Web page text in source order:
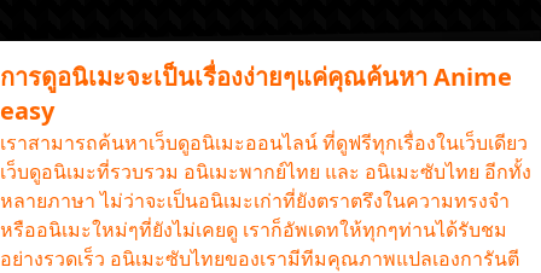
การดูอนิเมะจะเป็นเรื่องง่ายๆแค่คุณค้นหา Anime
easy
เราสามารถค้นหาเว็บดูอนิเมะออนไลน์ ที่ดูฟรีทุกเรื่องในเว็บเดียว
เว็บดูอนิเมะที่รวบรวม อนิเมะพากย์ไทย และ อนิเมะซับไทย อีกทั้ง
หลายภาษา ไม่ว่าจะเป็นอนิเมะเก่าที่ยังตราตรึงในความทรงจำ
หรืออนิเมะใหม่ๆที่ยังไม่เคยดู เราก็อัพเดทให้ทุกๆท่านได้รับชม
อย่างรวดเร็ว อนิเมะซับไทยของเรามีทีมคุณภาพแปลเองการันตี